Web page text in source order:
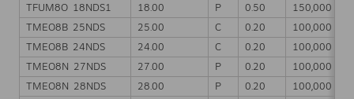
TFUM8O 18NDS1
18.00 P 0.50
150,000
TMEO8B 25NDS
25.00 C 0.20
100,000
TMEO8B 24NDS
24.00 C 0.20
100,000
TMEO8N 27NDS
27.00 P 0.20
100,000
TMEO8N 28NDS
28.00 P 0.20
100,000